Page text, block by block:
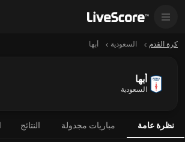
كرة القدم السعودية أبها
أبها
السعودية
نظرة عامة مباريات مجدولة النتائج